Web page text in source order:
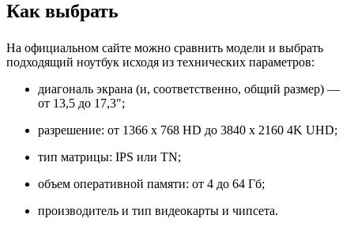
Как выбрать
На официальном сайте можно сравнить модели и выбрать
подходящий ноутбук исходя из технических параметров:
диагональ экрана (и, соответственно, общий размер) —
от 13,5 до 17,3";
разрешение: от 1366 x 768 HD до 3840 x 2160 4K UHD;
тип матрицы: IPS или TN;
объем оперативной памяти: от 4 до 64 Гб;
производитель и тип видеокарты и чипсета.